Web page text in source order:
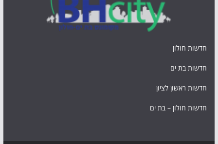
חדשות חולון
חדשות בת ים
חדשות ראשון לציון
חדשות חולון – בת ים